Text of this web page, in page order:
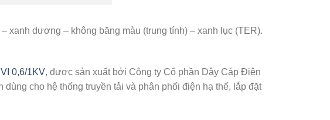
xanh dương – không băng màu (trung tính) – xanh lục (TER).
0,6/1KV, được sản xuất bởi Công ty Cổ phần Dây Cáp Điện
cho hệ thống truyền tải và phân phối điện hạ thế, lắp đặt